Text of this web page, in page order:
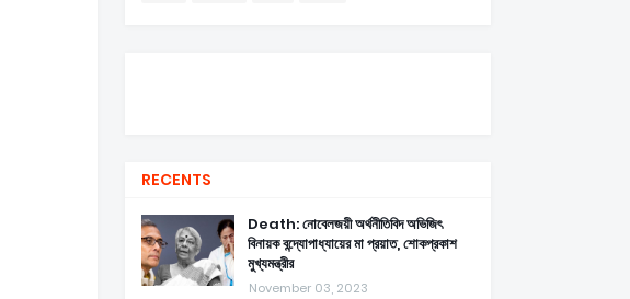
RECENTS
Death: নোবেলজয়ী অর্থনীতিবিদ অভিজিৎ
বিনায়ক বন্দ্যোপাধ্যায়ের মা প্রয়াত, শোকপ্রকাশ
মুখ্যমন্ত্রীর
November 03, 2023